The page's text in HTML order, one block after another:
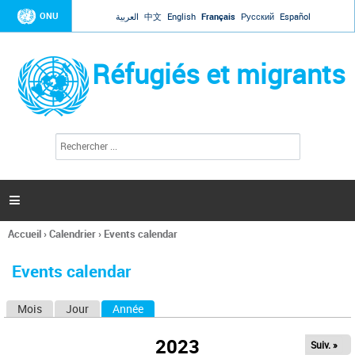
Jump to navigation
ONU العربية 中文 English Français Русский Español
Réfugiés et migrants
l
c
h
e

Vous
ici
Accueil›Calendrier› Events calendar
Events calendar
Mois Jour Année
2023 Suiv. »